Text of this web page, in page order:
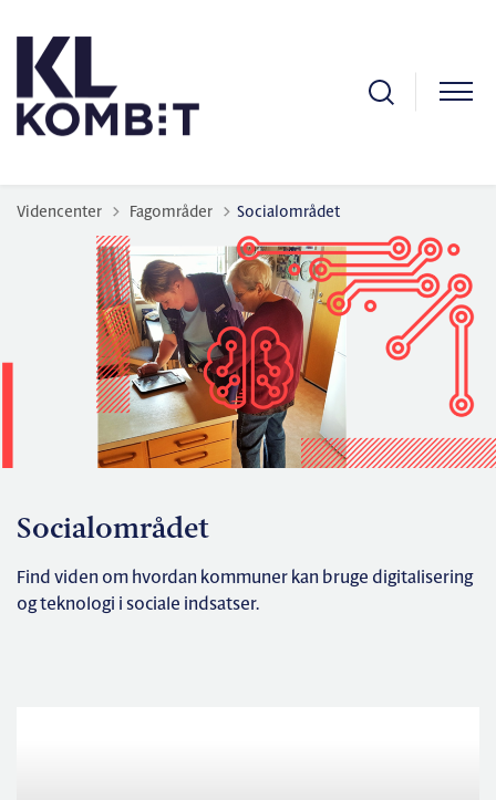
Videncenter Tilbage til
Fagområder Socialområdet
Socialområdet
Find viden om hvordan kommuner kan bruge digitalisering
og teknologi i sociale indsatser.